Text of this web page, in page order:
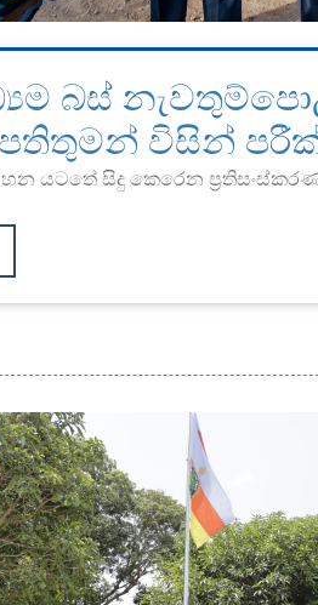
බස් නැවතුම්පොළ
විසින්
යටතේ සිදු කෙරෙන